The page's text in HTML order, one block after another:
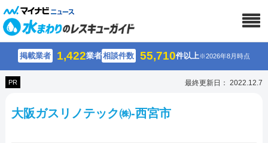
掲載業者 1,422業者相談件数 55,710件以上※2026年8月時点
PR 最終更新日： 2022.12.7
大阪ガスリノテック㈱-西宮市